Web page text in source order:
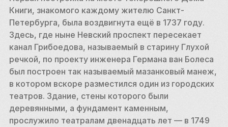
Книги, знакомого каждому жителю Санкт-
Петербурга, была воздвигнута ещё в 1737 году.
Здесь, где ныне Невский проспект пересекает
канал Грибоедова, называемый в старину Глухой
речкой, по проекту инженера Германа ван Болеса
был построен так называемый мазанковый манеж,
в котором вскоре разместился один из городских
театров. Здание, стены которого были
деревянными, а фундамент каменным,
прослужило театралам двенадцать лет — в 1749